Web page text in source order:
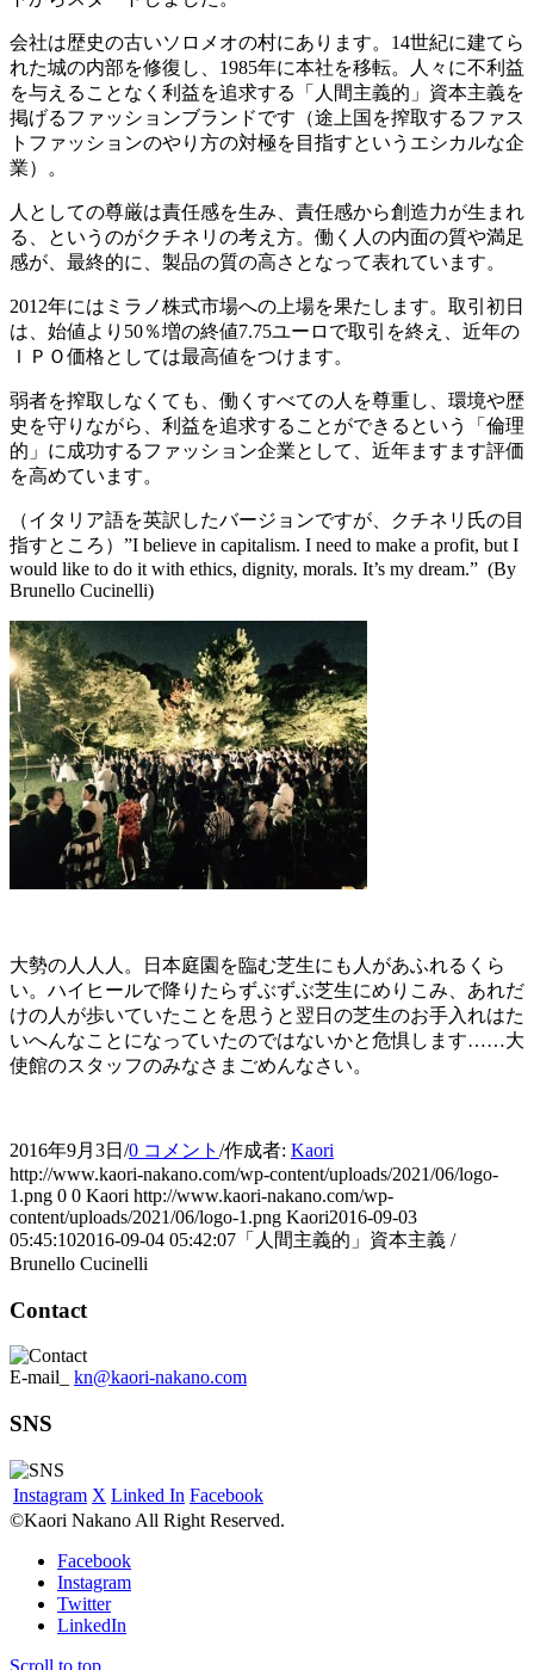
会社は歴史の古いソロメオの村にあります。14世紀に建てら
れた城の内部を修復し、1985年に本社を移転。人々に不利益
を与えることなく利益を追求する「人間主義的」資本主義を
掲げるファッションブランドです（途上国を搾取するファス
トファッションのやり方の対極を目指すというエシカルな企
業）。
人としての尊厳は責任感を生み、責任感から創造力が生まれ
る、というのがクチネリの考え方。働く人の内面の質や満足
感が、最終的に、製品の質の高さとなって表れています。
2012年にはミラノ株式市場への上場を果たします。取引初日
は、始値より50％増の終値7.75ユーロで取引を終え、近年の
ＩＰＯ価格としては最高値をつけます。
弱者を搾取しなくても、働くすべての人を尊重し、環境や歴
史を守りながら、利益を追求することができるという「倫理
的」に成功するファッション企業として、近年ますます評価
を高めています。
（イタリア語を英訳したバージョンですが、クチネリ氏の目
指すところ）”I believe in capitalism. I need to make a profit, but I
would like to do it with ethics, dignity, morals. It’s my dream.” (By
Brunello Cucinelli)
大勢の人人人。日本庭園を臨む芝生にも人があふれるくら
い。ハイヒールで降りたらずぶずぶ芝生にめりこみ、あれだ
けの人が歩いていたことを思うと翌日の芝生のお手入れはた
いへんなことになっていたのではないかと危惧します……大
使館のスタッフのみなさまごめんなさい。
2016年9月3日 /0 コメント /作成者: Kaori
http://www.kaori-nakano.com/wp-content/uploads/2021/06/logo-
1.png 0 0 Kaori http://www.kaori-nakano.com/wp-
content/uploads/2021/06/logo-1.png Kaori2016-09-03
05:45:102016-09-04 05:42:07 「人間主義的」資本主義 /
Brunello Cucinelli
Contact
E-mail_ kn@kaori-nakano.com
SNS
Instagram X Linked In Facebook
©Kaori Nakano All Right Reserved.
Facebook
Instagram
Twitter
LinkedIn
Scroll to top